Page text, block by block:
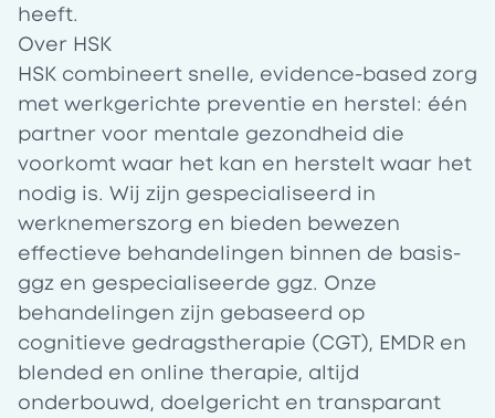
heeft.
Over HSK
HSK combineert snelle, evidence-based zorg
met werkgerichte preventie en herstel: één
partner voor mentale gezondheid die
voorkomt waar het kan en herstelt waar het
nodig is. Wij zijn gespecialiseerd in
werknemerszorg en bieden bewezen
effectieve behandelingen binnen de basis-
ggz en gespecialiseerde ggz. Onze
behandelingen zijn gebaseerd op
cognitieve gedragstherapie (CGT), EMDR en
blended en online therapie, altijd
onderbouwd, doelgericht en transparant